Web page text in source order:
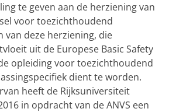
te geven aan de herziening van
voor toezichthoudend
van deze herziening, die
uit de Europese Basic Safety
opleiding voor toezichthoudend
dient te worden.
heeft de Rijksuniversiteit
in opdracht van de ANVS een